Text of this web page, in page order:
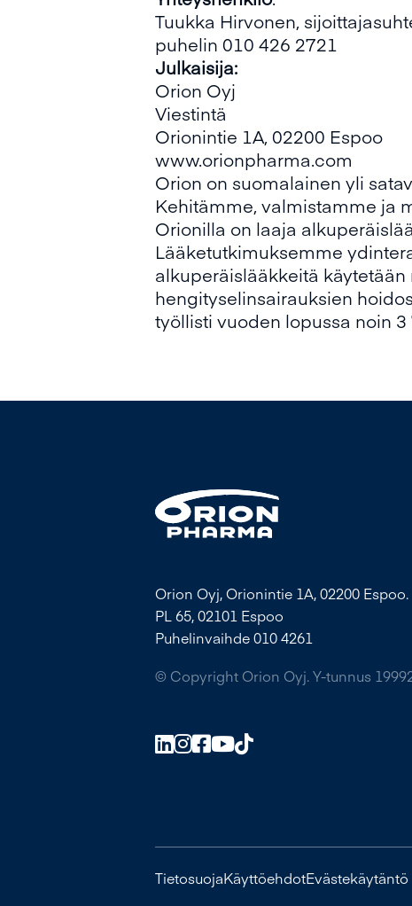
Tuukka Hirvonen,
puhelin 010 426 2721
Julkaisija:
Orion Oyj
Viestintä
Orionintie 1A, 02200 Espoo
www.orionpharma.com
Orion on suomalainen yli
Kehitämme, valmistamme ja
Orionilla on laaja
Lääketutkimuksemme
alkuperäislääkkeitä
hengityselinsairauksien
työllisti vuoden lopussa noin
Orion Oyj, Orionintie 1A, 02200 Espoo.
PL 65, 02101 Espoo
Puhelinvaihde 010 4261
© Copyright Orion Oyj. Y-tunnus
TietosuojaKäyttöehdotEvästekäytäntö